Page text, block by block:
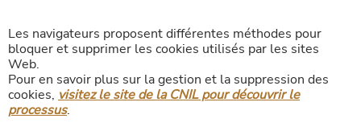
Les navigateurs proposent différentes méthodes pour
bloquer et supprimer les cookies utilisés par les sites
Web.
Pour en savoir plus sur la gestion et la suppression des
cookies, visitez le site de la CNIL pour découvrir le
processus.